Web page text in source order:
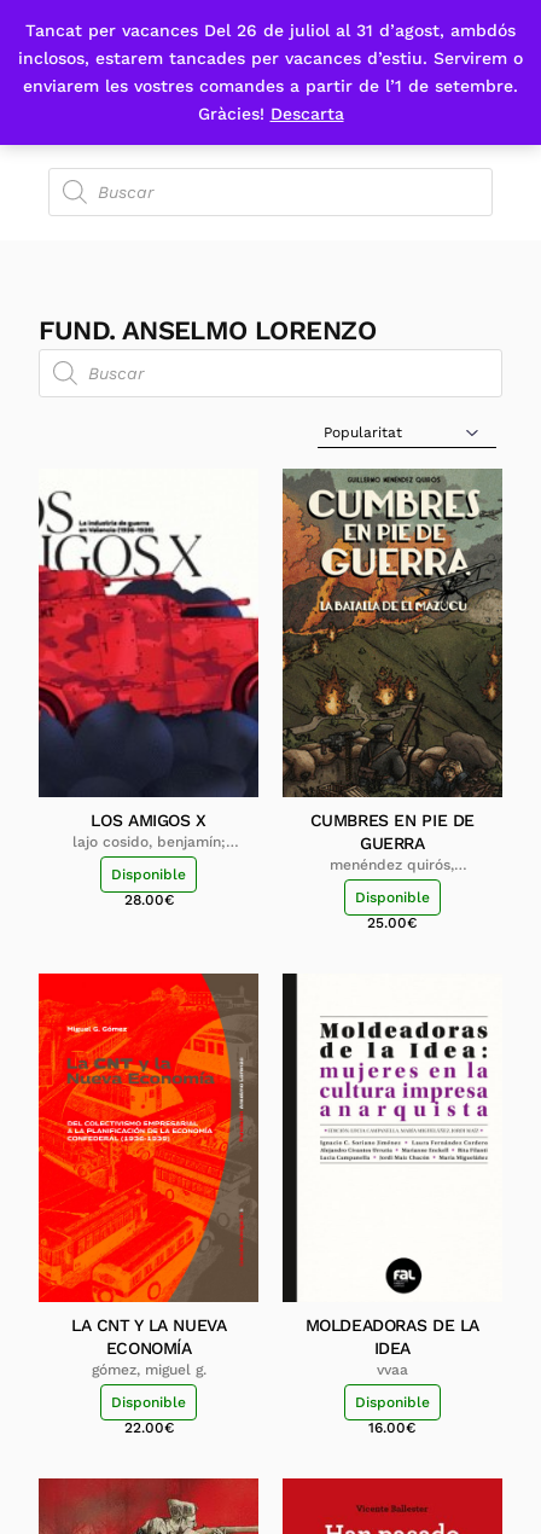
Tancat per vacances Del 26 de juliol al 31 d’agost, ambdós
inclosos, estarem tancades per vacances d’estiu. Servirem o
enviarem les vostres comandes a partir de l’1 de setembre.
Gràcies! Descarta
Fes-te'n sòcia
FUND. ANSELMO LORENZO
Sort Products
LOS AMIGOS X
lajo cosido, benjamín;
vallés sinisterra, vicente j.
Disponible
28.00€
CUMBRES EN PIE DE
GUERRA
menéndez quirós,
guillermo
Disponible
25.00€
LA CNT Y LA NUEVA
ECONOMÍA
gómez, miguel g.
Disponible
22.00€
MOLDEADORAS DE LA
IDEA
vvaa
Disponible
16.00€